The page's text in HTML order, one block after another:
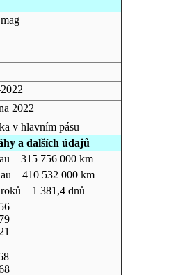
2022
v hlavním pásu
a dalších údajů
– 315 756 000 km
– 410 532 000 km
– 1 381,4 dnů